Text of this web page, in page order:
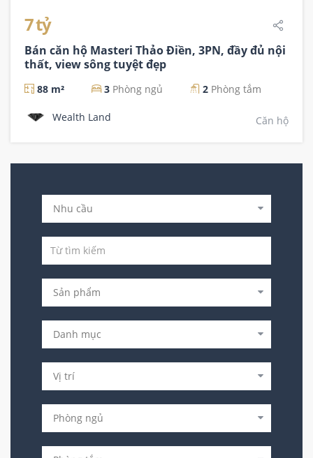
7 tỷ
Bán căn hộ Masteri Thảo Điền, 3PN, đầy đủ nội
thất, view sông tuyệt đẹp
88 m² 3 Phòng ngủ 2 Phòng tắm
Wealth Land Căn hộ